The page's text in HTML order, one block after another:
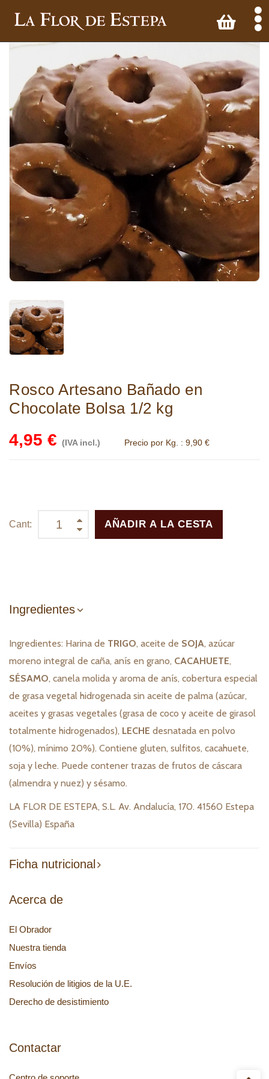
Rosco Artesano Bañado en
Chocolate Bolsa 1/2 kg
4,95 € (IVA incl.) Precio por Kg. : 9,90 €
Cant: AÑADIR A LA CESTA
Ingredientes
Ingredientes: Harina de TRIGO, aceite de SOJA, azúcar
moreno integral de caña, anís en grano, CACAHUETE,
SÉSAMO, canela molida y aroma de anís, cobertura especial
de grasa vegetal hidrogenada sin aceite de palma (azúcar,
aceites y grasas vegetales (grasa de coco y aceite de girasol
totalmente hidrogenados), LECHE desnatada en polvo
(10%), mínimo 20%). Contiene gluten, sulfitos, cacahuete,
soja y leche. Puede contener trazas de frutos de cáscara
(almendra y nuez) y sésamo.
LA FLOR DE ESTEPA, S.L. Av. Andalucía, 170. 41560 Estepa
(Sevilla) España
Ficha nutricional
Acerca de
El Obrador
Nuestra tienda
Envíos
Resolución de litigios de la U.E.
Derecho de desistimiento
Contactar